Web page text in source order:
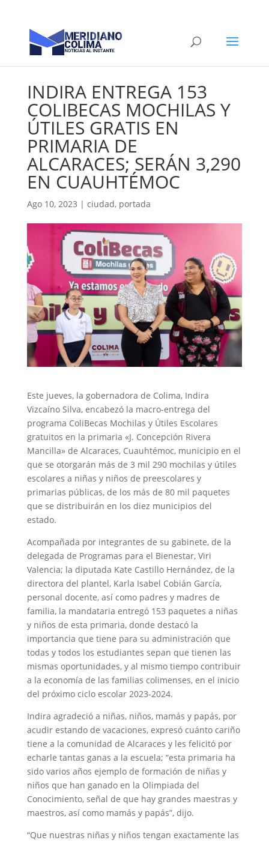
INDIRA ENTREGA 153
COLIBECAS MOCHILAS Y
ÚTILES GRATIS EN
PRIMARIA DE
ALCARACES; SERÁN 3,290
EN CUAUHTÉMOC
Ago 10, 2023 | ciudad, portada
Este jueves, la gobernadora de Colima, Indira
Vizcaíno Silva, encabezó la macro-entrega del
programa ColiBecas Mochilas y Útiles Escolares
gratuitos en la primaria «J. Concepción Rivera
Mancilla» de Alcaraces, Cuauhtémoc, municipio en el
que se otorgarán más de 3 mil 290 mochilas y útiles
escolares a niñas y niños de preescolares y
primarias públicas, de los más de 80 mil paquetes
que se distribuirán en los diez municipios del
estado.
Acompañada por integrantes de su gabinete, de la
delegada de Programas para el Bienestar, Viri
Valencia; la diputada Kate Castillo Hernández, de la
directora del plantel, Karla Isabel Cobián García,
personal docente, así como padres y madres de
familia, la mandataria entregó 153 paquetes a niñas
y niños de esta primaria, donde destacó la
importancia que tiene para su administración que
todas y todos los estudiantes sepan que tienen las
mismas oportunidades, y al mismo tiempo contribuir
a la economía de las familias colimenses, en el inicio
del próximo ciclo escolar 2023-2024.
Indira agradeció a niñas, niños, mamás y papás, por
acudir estando de vacaciones, expresó cuánto cariño
tiene a la comunidad de Alcaraces y les felicitó por
echarle tantas ganas a la escuela; “esta primaria ha
sido varios años ejemplo de formación de niñas y
niños que han ganado en la Olimpiada del
Conocimiento, señal de que hay grandes maestras y
maestros, así como mamás y papás”, dijo.
“Que nuestras niñas y niños tengan exactamente las